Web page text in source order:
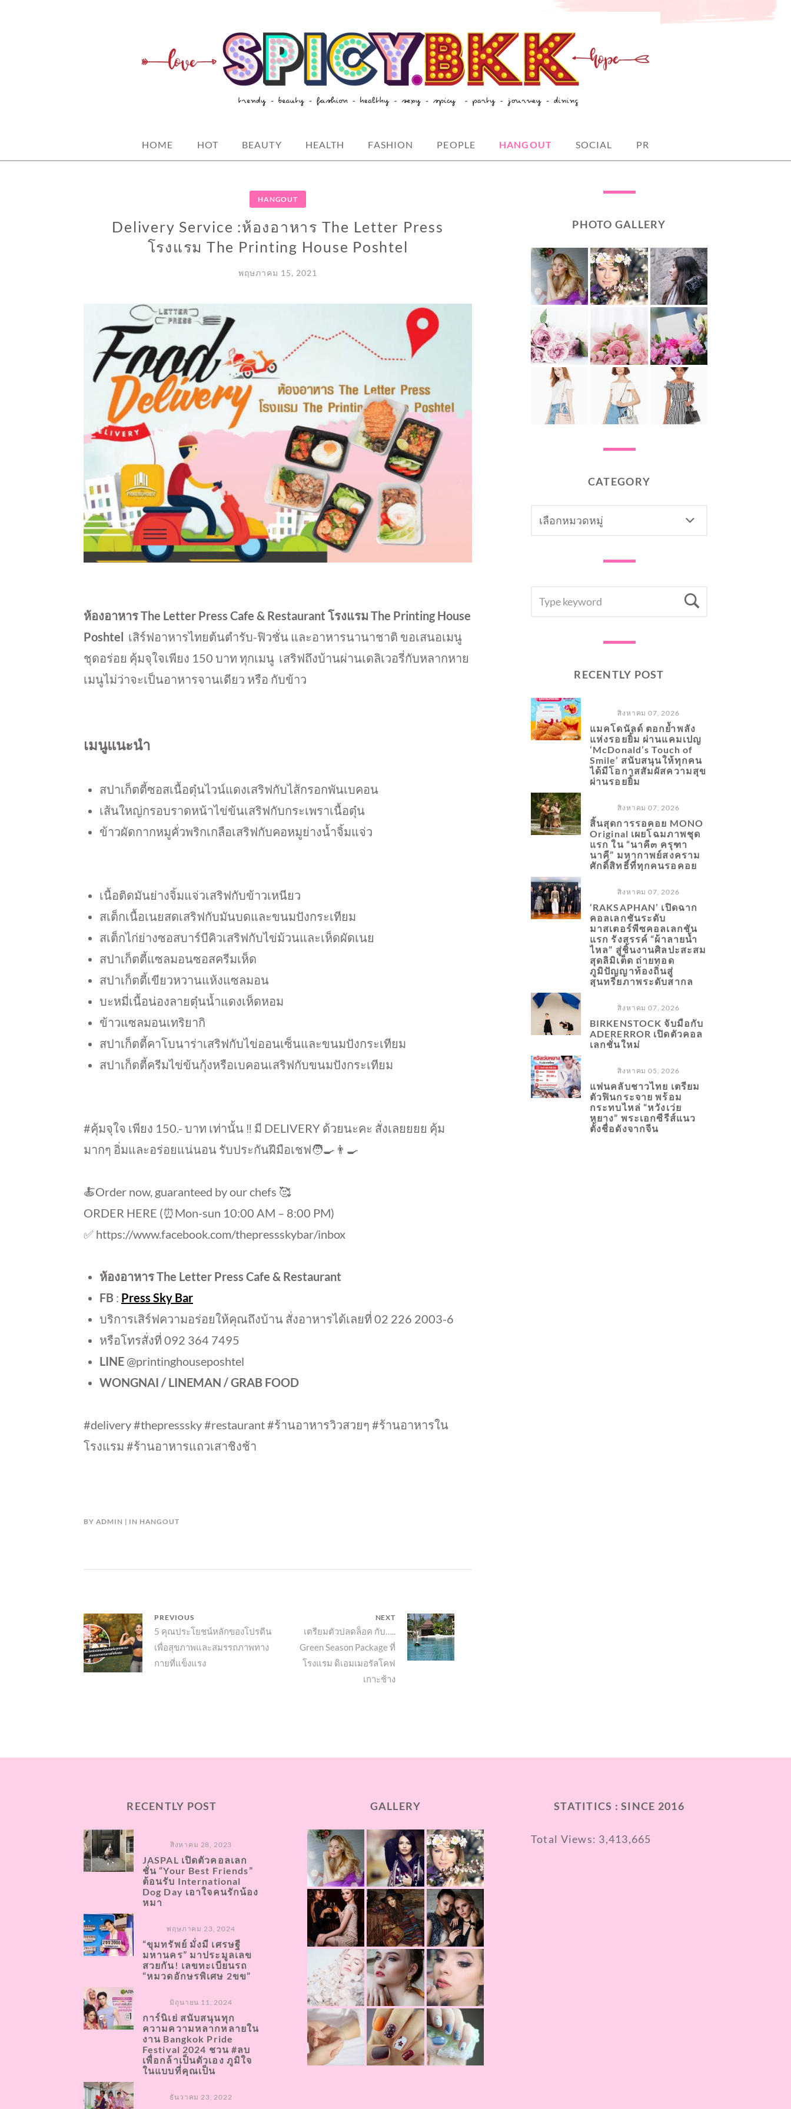
HOME HOT BEAUTY HEALTH FASHION PEOPLE HANGOUT SOCIAL PR
HANGOUT
Delivery Service :ห้องอาหาร The Letter Press
โรงแรม The Printing House Poshtel
พฤษภาคม 15, 2021
ห้องอาหาร The Letter Press Cafe & Restaurant โรงแรม The Printing House
Poshtel เสิร์ฟอาหารไทยต้นตำรับ-ฟิวชั่น และอาหารนานาชาติ ขอเสนอเมนู
ชุดอร่อย คุ้มจุใจเพียง 150 บาท ทุกเมนู เสริฟถึงบ้านผ่านเดลิเวอรี่กับหลากหาย
เมนูไม่ว่าจะเป็นอาหารจานเดียว หรือ กับข้าว
เมนูแนะนำ
สปาเก็ตตี้ซอสเนื้อตุ๋นไวน์แดงเสริฟกับไส้กรอกพันเบคอน
เส้นใหญ่กรอบราดหน้าไข่ข้นเสริฟกับกระเพราเนื้อตุ๋น
ข้าวผัดกากหมูคั่วพริกเกลือเสริฟกับคอหมูย่างน้ำจิ้มแจ่ว
เนื้อติดมันย่างจิ้มแจ่วเสริฟกับข้าวเหนียว
สเต็กเนื้อเนยสดเสริฟกับมันบดและขนมปังกระเทียม
สเต็กไก่ย่างซอสบาร์บีคิวเสริฟกับไข่ม้วนและเห็ดผัดเนย
สปาเก็ตตี้แซลมอนซอสครีมเห็ด
สปาเก็ตตี้เขียวหวานแห้งแซลมอน
บะหมี่เนื้อน่องลายตุ๋นน้ำแดงเห็ดหอม
ข้าวแซลมอนเทริยากิ
สปาเก็ตตี้คาโบนาร่าเสริฟกับไข่ออนเซ็นและขนมปังกระเทียม
สปาเก็ตตี้ครีมไข่ข้นกุ้งหรือเบคอนเสริฟกับขนมปังกระเทียม
#คุ้มจุใจ เพียง 150.- บาท เท่านั้น ‼️ มี DELIVERY ด้วยนะคะ สั่งเลยยยย คุ้ม
มากๆ อิ่มและอร่อยแน่นอน รับประกันฝีมือเชฟ🧑‍🍳👨‍🍳
🍝Order now, guaranteed by our chefs 🥰
ORDER HERE (⏰Mon-sun 10:00 AM – 8:00 PM)
✅ https://www.facebook.com/thepressskybar/inbox
ห้องอาหาร The Letter Press Cafe & Restaurant
FB : Press Sky Bar
บริการเสิร์ฟความอร่อยให้คุณถึงบ้าน สั่งอาหารได้เลยที่ 02 226 2003-6
หรือโทรสั่งที่ 092 364 7495
LINE @printinghouseposhtel
WONGNAI / LINEMAN / GRAB FOOD
#delivery #thepresssky #restaurant #ร้านอาหารวิวสวยๆ #ร้านอาหารใน
โรงแรม #ร้านอาหารแถวเสาชิงช้า
BY ADMIN IN HANGOUT
แนะแนว
เรื่อง
PREVIOUS
Previous
post:
5 คุณ​ประโยชน์หลักของโปรตีน​
เพื่อสุขภาพและสมรรถภาพทาง
กายที่แข็งแรง
NEXT
Next
post:
เตรียมตัวปลดล็อค กับ…..
Green Season Package ที่
โรงแรม ดิเอมเมอรัลโคฟ
เกาะช้าง
PHOTO GALLERY
CATEGORY
FOR:
RECENTLY POST
สิงหาคม 07, 2026
แมคโดนัลด์ ตอกย้ำพลัง
แห่งรอยยิ้ม ผ่านแคมเปญ
‘McDonald’s Touch of
Smile’ สนับสนุนให้ทุกคน
ได้มีโอกาสสัมผัสความสุข
ผ่านรอยยิ้ม
สิงหาคม 07, 2026
สิ้นสุดการรอคอย MONO
Original เผยโฉมภาพชุด
แรก ใน “นาคี๓ ครุฑา
นาคี” มหากาพย์สงคราม
ศักดิ์สิทธิ์ที่ทุกคนรอคอย
สิงหาคม 07, 2026
‘RAKSAPHAN’ เปิดฉาก
คอลเลกชันระดับ
มาสเตอร์พีซคอลเลกชัน
แรก รังสรรค์ “ผ้าลายน้ำ
ไหล” สู่ชิ้นงานศิลปะสะสม
สุดลิมิเต็ด ถ่ายทอด
ภูมิปัญญาท้องถิ่นสู่
สุนทรียภาพระดับสากล
สิงหาคม 07, 2026
BIRKENSTOCK จับมือกับ
ADERERROR เปิดตัวคอล
เลกชั่นใหม่
สิงหาคม 05, 2026
แฟนคลับชาวไทย เตรียม
ตัวฟินกระจาย พร้อม
กระทบไหล่ “หวังเว่ย
หยาง” พระเอกซีรีส์แนว
ตั้งชื่อดังจากจีน
RECENTLY POST
สิงหาคม 28, 2023
JASPAL เปิดตัวคอลเลก
ชั่น “Your Best Friends”
ต้อนรับ International
Dog Day เอาใจคนรักน้อง
หมา
พฤษภาคม 23, 2024
“ขุมทรัพย์ มั่งมี เศรษฐี
มหานคร” มาประมูลเลข
สวยกัน! เลขทะเบียนรถ
“หมวดอักษรพิเศษ 2ขข”
มิถุนายน 11, 2024
การ์นิเย่ สนับสนุนทุก
ความความหลากหลายใน
งาน Bangkok Pride
Festival 2024 ชวน #ลบ
เพื่อกล้าเป็นตัวเอง ภูมิใจ
ในแบบที่คุณเป็น
ธันวาคม 23, 2022
GALLERY STATITICS : SINCE 2016
Total Views: 3,413,665